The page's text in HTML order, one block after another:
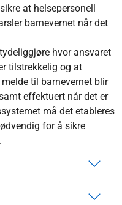
at helsepersonell
barnevernet når det
hvor ansvaret
tilstrekkelig og at
til barnevernet blir
effektuert når det er
må det etableres
for å sikre